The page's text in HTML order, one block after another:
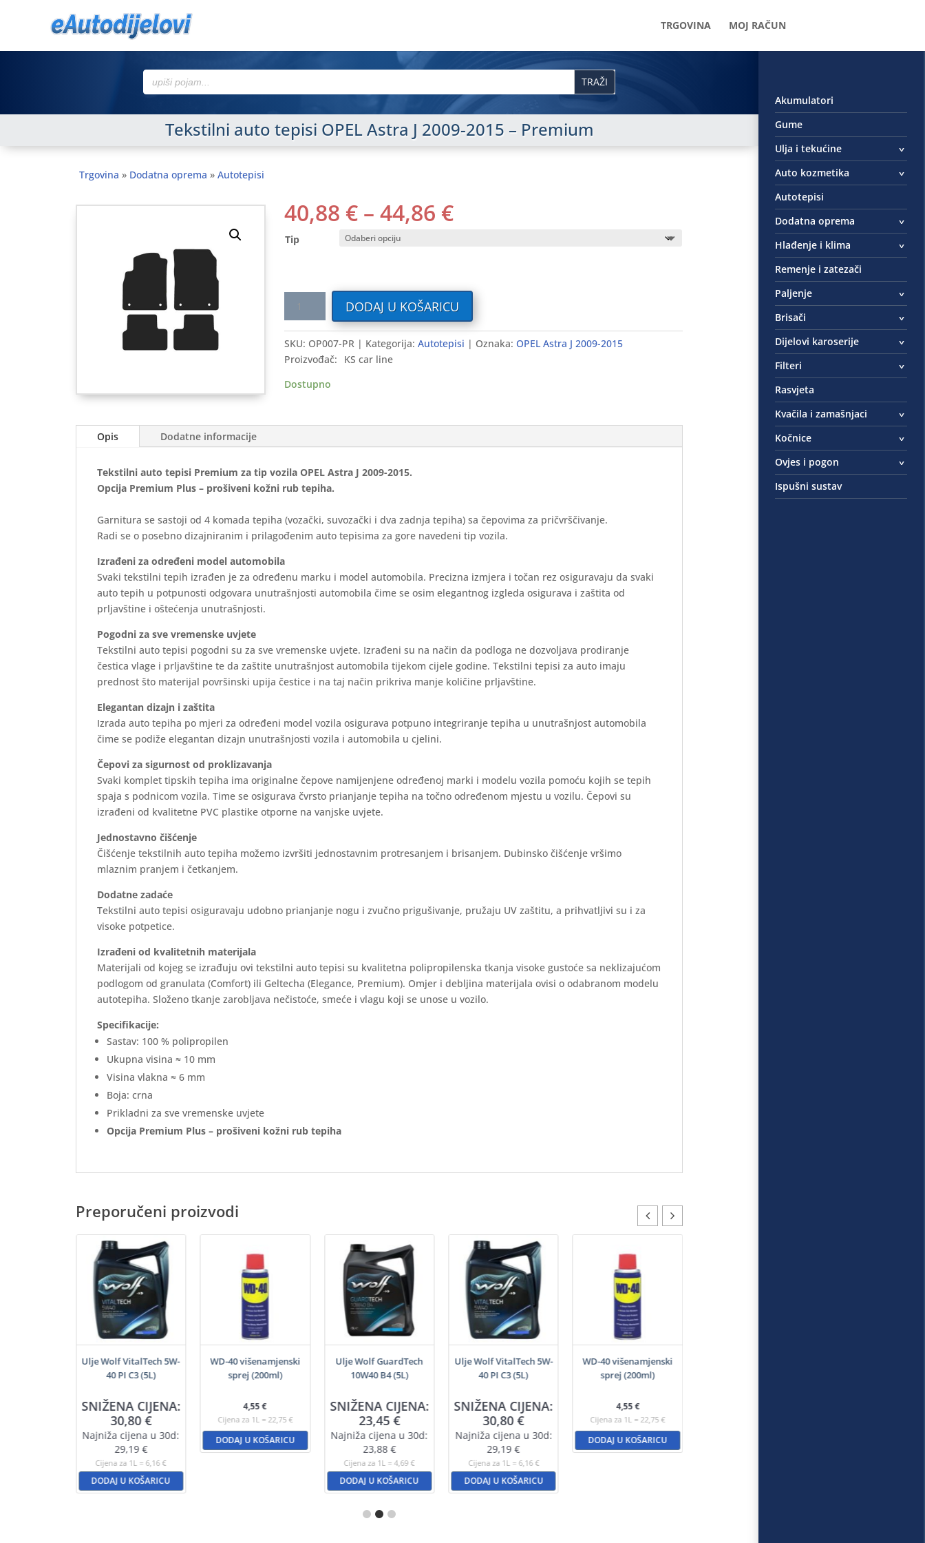
TRGOVINA MOJ RAČUN
Search
for:
Tekstilni auto tepisi OPEL Astra J 2009-2015 – Premium
Trgovina » Dodatna oprema »Autotepisi
40,88 € – 44,86 €RASPON
CIJENA:
44,86 €
Tip
tepisi
OPEL
Astra
J
-
DODAJ U KOŠARICU
SKU: OP007-PR Kategorija: Autotepisi Oznaka: OPEL Astra J 2009-2015
Proizvođač:
KS car line
Dostupno
Opis Dodatne informacije
Tekstilni auto tepisi Premium za tip vozila OPEL Astra J 2009-2015.
Opcija Premium Plus – prošiveni kožni rub tepiha.
Garnitura se sastoji od 4 komada tepiha (vozački, suvozački i dva zadnja tepiha) sa čepovima za pričvrščivanje.
Radi se o posebno dizajniranim i prilagođenim auto tepisima za gore navedeni tip vozila.
Izrađeni za određeni model automobila
Svaki tekstilni tepih izrađen je za određenu marku i model automobila. Precizna izmjera i točan rez osiguravaju da svaki
auto tepih u potpunosti odgovara unutrašnjosti automobila čime se osim elegantnog izgleda osigurava i zaštita od
prljavštine i oštećenja unutrašnjosti.
Pogodni za sve vremenske uvjete
Tekstilni auto tepisi pogodni su za sve vremenske uvjete. Izrađeni su na način da podloga ne dozvoljava prodiranje
čestica vlage i prljavštine te da zaštite unutrašnjost automobila tijekom cijele godine. Tekstilni tepisi za auto imaju
prednost što materijal površinski upija čestice i na taj način prikriva manje količine prljavštine.
Elegantan dizajn i zaštita
Izrada auto tepiha po mjeri za određeni model vozila osigurava potpuno integriranje tepiha u unutrašnjost automobila
čime se podiže elegantan dizajn unutrašnjosti vozila i automobila u cjelini.
Čepovi za sigurnost od proklizavanja
Svaki komplet tipskih tepiha ima originalne čepove namijenjene određenoj marki i modelu vozila pomoću kojih se tepih
spaja s podnicom vozila. Time se osigurava čvrsto prianjanje tepiha na točno određenom mjestu u vozilu. Čepovi su
izrađeni od kvalitetne PVC plastike otporne na vanjske uvjete.
Jednostavno čišćenje
Čišćenje tekstilnih auto tepiha možemo izvršiti jednostavnim protresanjem i brisanjem. Dubinsko čišćenje vršimo
mlaznim pranjem i četkanjem.
Dodatne zadaće
Tekstilni auto tepisi osiguravaju udobno prianjanje nogu i zvučno prigušivanje, pružaju UV zaštitu, a prihvatljivi su i za
visoke potpetice.
Izrađeni od kvalitetnih materijala
Materijali od kojeg se izrađuju ovi tekstilni auto tepisi su kvalitetna polipropilenska tkanja visoke gustoće sa neklizajućom
podlogom od granulata (Comfort) ili Geltecha (Elegance, Premium). Omjer i debljina materijala ovisi o odabranom modelu
autotepiha. Složeno tkanje zarobljava nečistoće, smeće i vlagu koji se unose u vozilo.
Specifikacije:
Sastav: 100 % polipropilen
Ukupna visina ≈ 10 mm
Visina vlakna ≈ 6 mm
Boja: crna
Prikladni za sve vremenske uvjete
Opcija Premium Plus – prošiveni kožni rub tepiha
Preporučeni proizvodi
Ulje Wolf VitalTech 5W-
40 PI C3 (5L)
SNIŽENA CIJENA:
30,80€
Najniža cijena u 30d:
29,19€
Cijena za 1L = 6,16 €
DODAJ U KOŠARICU
WD-40 višenamjenski
sprej (200ml)
4,55€
Cijena za 1L = 22,75 €
DODAJ U KOŠARICU
Ulje Wolf GuardTech
10W40 B4 (5L)
SNIŽENA CIJENA:
23,45€
Najniža cijena u 30d:
23,88€
Cijena za 1L = 4,69 €
DODAJ U KOŠARICU
Ulje Wolf VitalTech 5W-
40 PI C3 (5L)
SNIŽENA CIJENA:
30,80€
Najniža cijena u 30d:
29,19€
Cijena za 1L = 6,16 €
DODAJ U KOŠARICU
WD-40 višenamjenski
sprej (200ml)
4,55€
Cijena za 1L = 22,75 €
DODAJ U KOŠARICU
Akumulatori
Gume
Ulja i tekućine
Auto kozmetika
Autotepisi
Dodatna oprema
Hlađenje i klima
Remenje i zatezači
Paljenje
Brisači
Dijelovi karoserije
Filteri
Rasvjeta
Kvačila i zamašnjaci
Kočnice
Ovjes i pogon
Ispušni sustav